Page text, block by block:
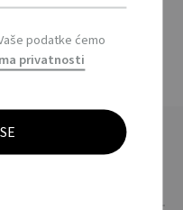
podatke ćemo
privatnosti